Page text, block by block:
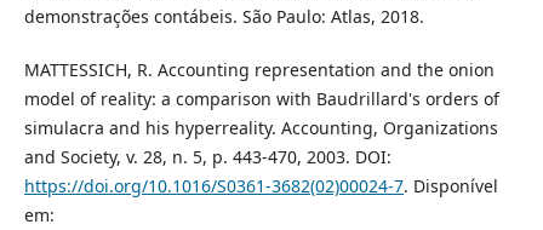
demonstrações contábeis. São Paulo: Atlas, 2018.
MATTESSICH, R. Accounting representation and the onion
model of reality: a comparison with Baudrillard's orders of
simulacra and his hyperreality. Accounting, Organizations
and Society, v. 28, n. 5, p. 443-470, 2003. DOI:
https://doi.org/10.1016/S0361-3682(02)00024-7. Disponível
em: